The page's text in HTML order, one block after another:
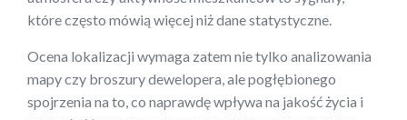
które często mówią więcej niż dane statystyczne.
Ocena lokalizacji wymaga zatem nie tylko analizowania
mapy czy broszury dewelopera, ale pogłębionego
spojrzenia na to, co naprawdę wpływa na jakość życia i